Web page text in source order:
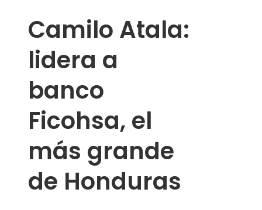
Camilo Atala:
lidera a
banco
Ficohsa, el
más grande
de Honduras